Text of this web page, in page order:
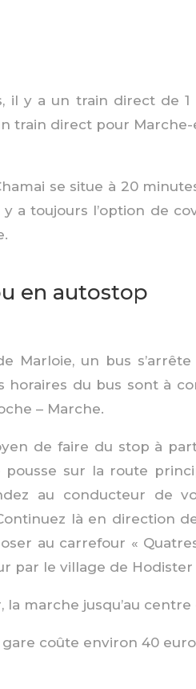
il y a un train direct de
train direct pour
se situe à 20
a toujours l’option de
en autostop
Marloie, un bus
horaires du bus sont à
– Marche.
de faire du stop à
pousse sur la route
au conducteur de
là en direction
au carrefour «
par le village de Hodister
la marche jusqu’au
gare coûte environ 40